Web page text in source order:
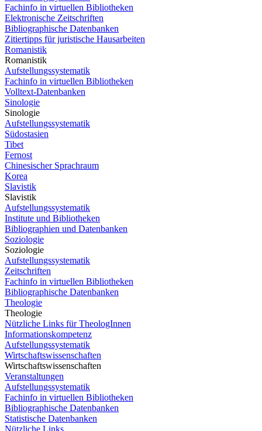
Fachinfo in virtuellen Bibliotheken
Elektronische Zeitschriften
Bibliographische Datenbanken
Zitiertipps für juristische Hausarbeiten
Romanistik
Romanistik
Aufstellungssystematik
Fachinfo in virtuellen Bibliotheken
Volltext-Datenbanken
Sinologie
Sinologie
Aufstellungssystematik
Südostasien
Tibet
Fernost
Chinesischer Sprachraum
Korea
Slavistik
Slavistik
Aufstellungssystematik
Institute und Bibliotheken
Bibliographien und Datenbanken
Soziologie
Soziologie
Aufstellungssystematik
Zeitschriften
Fachinfo in virtuellen Bibliotheken
Bibliographische Datenbanken
Theologie
Theologie
Nützliche Links für TheologInnen
Informationskompetenz
Aufstellungssystematik
Wirtschaftswissenschaften
Wirtschaftswissenschaften
Veranstaltungen
Aufstellungssystematik
Fachinfo in virtuellen Bibliotheken
Bibliographische Datenbanken
Statistische Datenbanken
Nützliche Links